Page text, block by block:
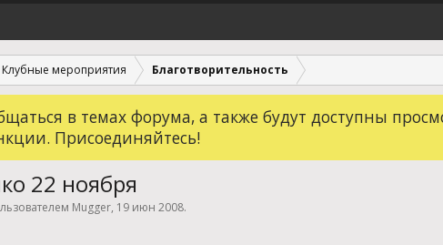
Клубные мероприятия Благотворительность
в темах форума, а также будут доступны
Присоединяйтесь!
22 ноября
Mugger, 19 июн 2008.